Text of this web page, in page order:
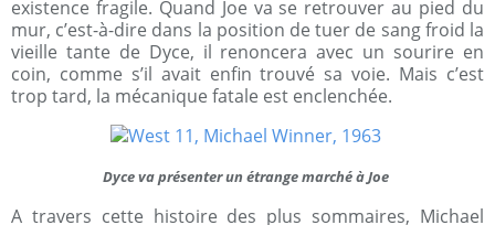
existence fragile. Quand Joe va se retrouver au pied du
mur, c’est-à-dire dans la position de tuer de sang froid la
vieille tante de Dyce, il renoncera avec un sourire en
coin, comme s’il avait enfin trouvé sa voie. Mais c’est
trop tard, la mécanique fatale est enclenchée.
Dyce va présenter un étrange marché à Joe
A travers cette histoire des plus sommaires, Michael